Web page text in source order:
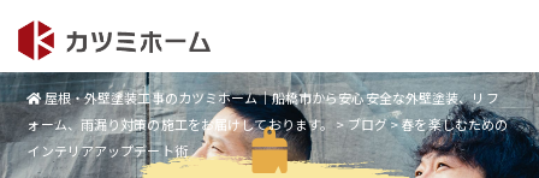
屋根・外壁塗装工事のカツミホーム｜船橋市から安心安全な外壁塗装、リフ
ォーム、雨漏り対策の施工をお届けしております。>ブログ>春を楽しむための
インテリアアップデート術